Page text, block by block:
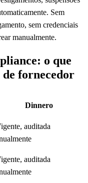
Sem
sem credenciais
manualmente.
o que
de fornecedor
Dinnero
auditada
auditada